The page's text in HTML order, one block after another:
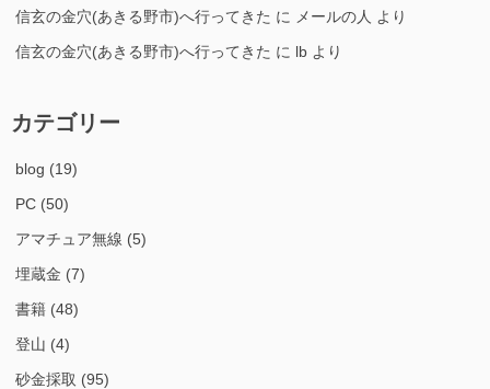
信玄の金穴(あきる野市)へ行ってきた に メールの人 より
信玄の金穴(あきる野市)へ行ってきた に lb より
カテゴリー
blog (19)
PC (50)
アマチュア無線 (5)
埋蔵金 (7)
書籍 (48)
登山 (4)
砂金採取 (95)